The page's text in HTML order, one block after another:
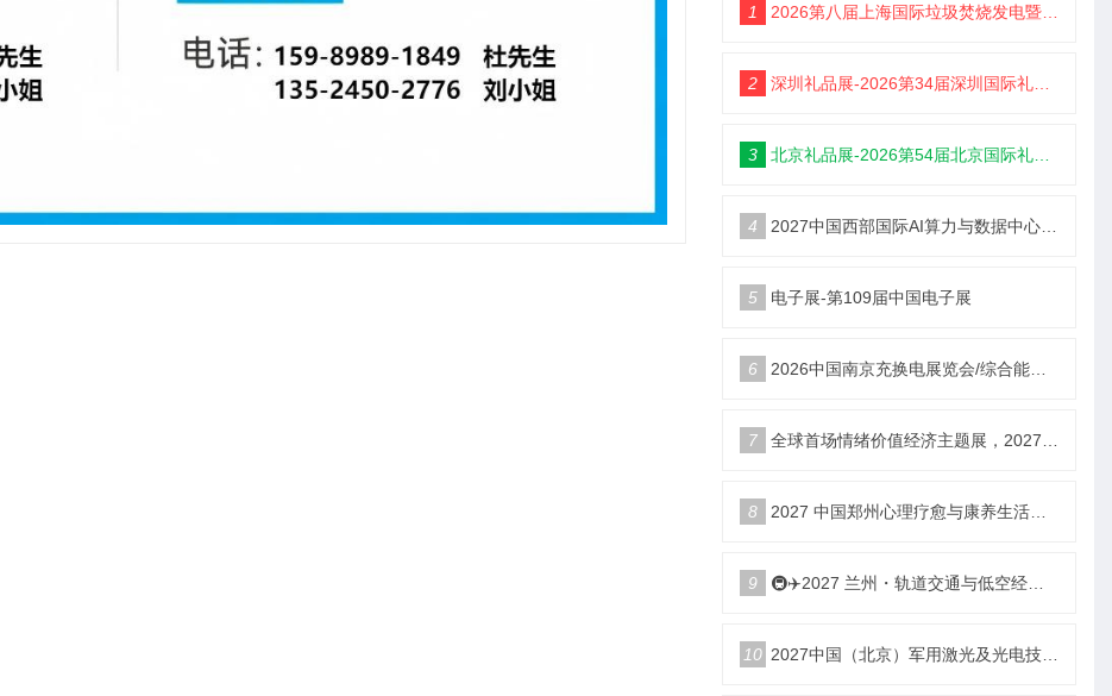
1 2026第八届上海国际垃圾焚烧发电暨固废处理技术展览会
2 深圳礼品展-2026第34届深圳国际礼品及家居用品展览会
3 北京礼品展-2026第54届北京国际礼品、赠品及家庭用品展览会
4 2027中国西部国际AI算力与数据中心液冷产业展览会
5 电子展-第109届中国电子展
6 2026中国南京充换电展览会/综合能源服务站博览会
7 全球首场情绪价值经济主题展，2027郑州国际情绪价值经济博览会
8 2027 中国郑州心理疗愈与康养生活产业博览会
9 🚇✈️2027 兰州・轨道交通与低空经济展览会即将启幕！
10 2027中国（北京）军用激光及光电技术展览会